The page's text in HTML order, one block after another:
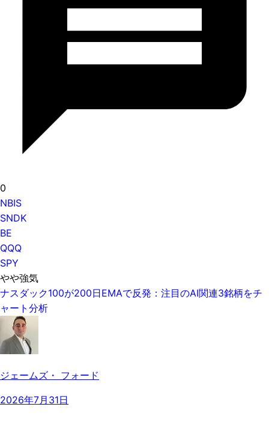
0
NBIS
SNDK
BE
QQQ
SPY
やや強気
ナスダック100が200日EMAで反発：注目のAI関連3銘柄をチ
ャート分析
ジェームズ・ フォード
2026年7月31日